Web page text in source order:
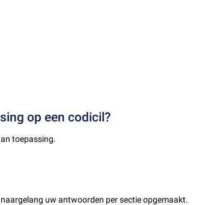
op een codicil?
toepassing.
uw antwoorden per sectie opgemaakt.